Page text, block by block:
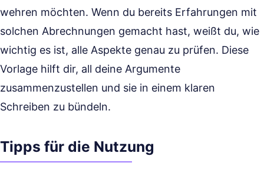
wehren möchten. Wenn du bereits Erfahrungen mit
solchen Abrechnungen gemacht hast, weißt du, wie
wichtig es ist, alle Aspekte genau zu prüfen. Diese
Vorlage hilft dir, all deine Argumente
zusammenzustellen und sie in einem klaren
Schreiben zu bündeln.
Tipps für die Nutzung